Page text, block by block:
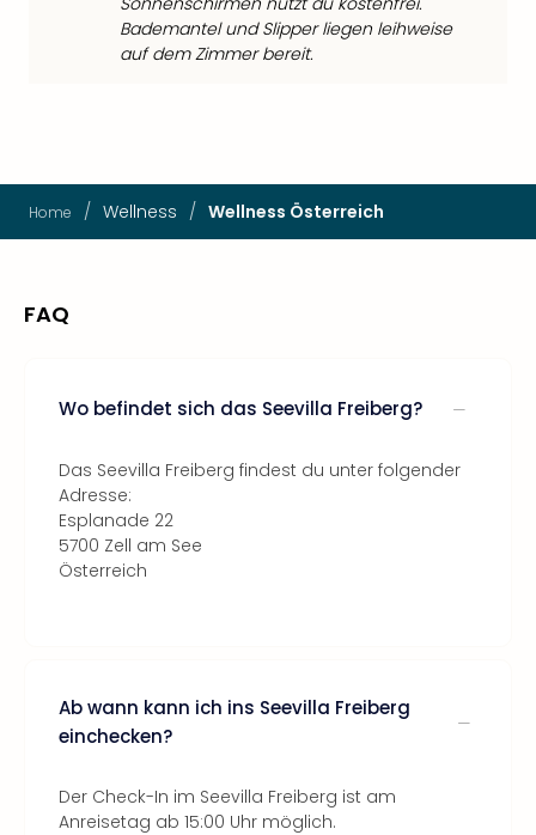
Bademantel und Slipper liegen leihweise
auf dem Zimmer bereit.
Home / Wellness / Wellness Österreich
FAQ
Wo befindet sich das Seevilla Freiberg?
Das Seevilla Freiberg findest du unter folgender
Adresse:
Esplanade 22
5700 Zell am See
Österreich
Ab wann kann ich ins Seevilla Freiberg
einchecken?
Der Check-In im Seevilla Freiberg ist am
Anreisetag ab 15:00 Uhr möglich.